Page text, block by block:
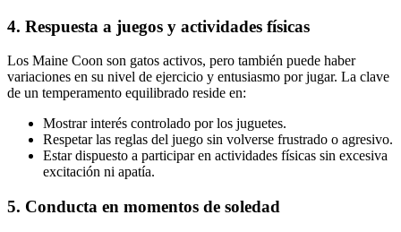
4. Respuesta a juegos y actividades físicas
Los Maine Coon son gatos activos, pero también puede haber
variaciones en su nivel de ejercicio y entusiasmo por jugar. La clave
de un temperamento equilibrado reside en:
Mostrar interés controlado por los juguetes.
Respetar las reglas del juego sin volverse frustrado o agresivo.
Estar dispuesto a participar en actividades físicas sin excesiva
excitación ni apatía.
5. Conducta en momentos de soledad